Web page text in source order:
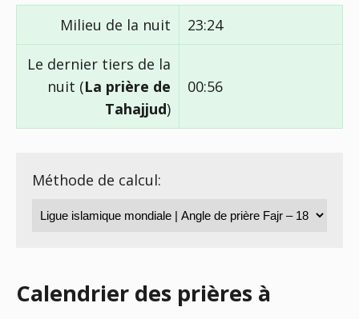
Milieu de la nuit 23:24
Le dernier tiers de la
nuit (La prière de
Tahajjud)
00:56
Méthode de calcul:
Calendrier des prières à